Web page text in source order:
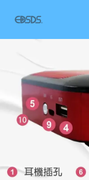
您的購